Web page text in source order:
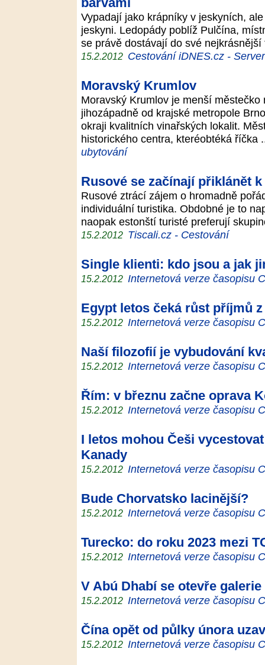
Vypadají jako krápníky v jeskyních,
jeskyni. Ledopády poblíž Pulčína,
se právě dostávají do své
15.2.2012 Cestování iDNES.cz -
Moravský Krumlov
Moravský Krumlov je menší
jihozápadně od krajské metropole
okraji kvalitních vinařských lokalit.
historického centra, kteréobtéká říčka
ubytování
Rusové se začínají přiklánět
Rusové ztrácí zájem o hromadně
individuální turistika. Obdobné je to
naopak estonští turisté preferují
15.2.2012 Tiscali.cz - Cestování
Single klienti: kdo jsou a jak
15.2.2012 Internetová verze časopisu
Egypt letos čeká růst příjmů
15.2.2012 Internetová verze časopisu
Naší filozofií je vybudování
15.2.2012 Internetová verze časopisu
Řím: v březnu začne oprava
15.2.2012 Internetová verze časopisu
I letos mohou Češi
Kanady
15.2.2012 Internetová verze časopisu
Bude Chorvatsko lacinější?
15.2.2012 Internetová verze časopisu
Turecko: do roku 2023 mezi
15.2.2012 Internetová verze časopisu
V Abú Dhabí se otevře
15.2.2012 Internetová verze časopisu
Čína opět od půlky února
15.2.2012 Internetová verze časopisu